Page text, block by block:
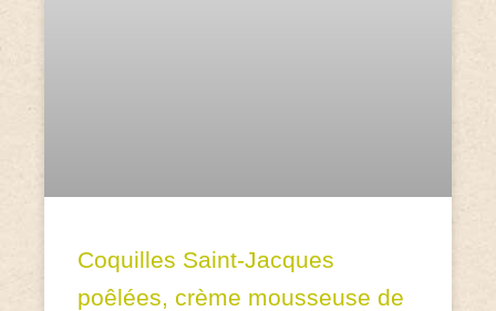
Coquilles Saint-Jacques
poêlées, crème mousseuse de